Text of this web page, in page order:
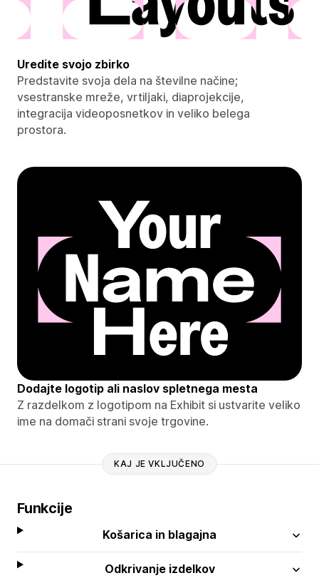
Uredite svojo zbirko
Predstavite svoja dela na številne načine;
vsestranske mreže, vrtiljaki, diaprojekcije,
integracija videoposnetkov in veliko belega
prostora.
Dodajte logotip ali naslov spletnega mesta
Z razdelkom z logotipom na Exhibit si ustvarite veliko
ime na domači strani svoje trgovine.
KAJ JE VKLJUČENO
Funkcije
Košarica in blagajna
Odkrivanje izdelkov